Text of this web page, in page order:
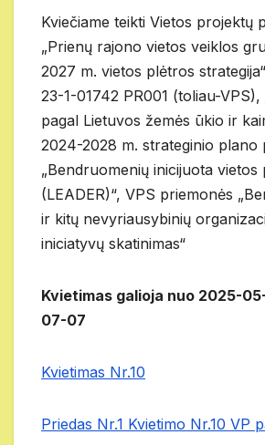
Kviečiame teikti Vietos projektų
„Prienų rajono vietos veiklos
2027 m. vietos plėtros
23-1-01742 PR001 (toliau-
pagal Lietuvos žemės ūkio ir
2024-2028 m. strateginio plano
„Bendruomenių inicijuota vietos
(LEADER)“, VPS priemonės
ir kitų nevyriausybinių
iniciatyvų skatinimas“
Kvietimas galioja nuo 2025-
07-07
Kvietimas Nr.10
Priedas Nr.1 Kvietimo Nr.10 VP